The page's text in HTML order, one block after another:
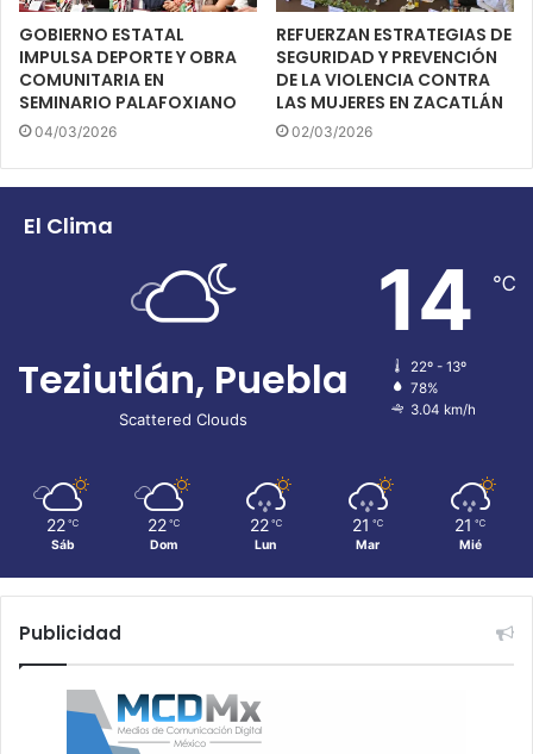
GOBIERNO ESTATAL
IMPULSA DEPORTE Y OBRA
COMUNITARIA EN
SEMINARIO PALAFOXIANO
04/03/2026
REFUERZAN ESTRATEGIAS DE
SEGURIDAD Y PREVENCIÓN
DE LA VIOLENCIA CONTRA
LAS MUJERES EN ZACATLÁN
02/03/2026
El Clima
Teziutlán, Puebla
Scattered Clouds
14 ℃
22º - 13º
78%
3.04 km/h
22 ℃
Sáb
22 ℃
Dom
22 ℃
Lun
21 ℃
Mar
21 ℃
Mié
Publicidad